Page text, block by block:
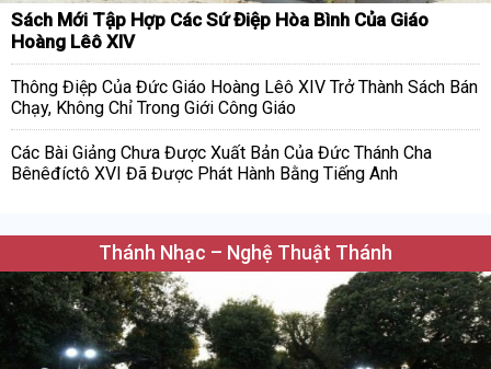
Sách Mới Tập Hợp Các Sứ Điệp Hòa Bình Của Giáo
Hoàng Lêô XIV
Thông Điệp Của Đức Giáo Hoàng Lêô XIV Trở Thành Sách Bán
Chạy, Không Chỉ Trong Giới Công Giáo
Các Bài Giảng Chưa Được Xuất Bản Của Đức Thánh Cha
Bênêđíctô XVI Đã Được Phát Hành Bằng Tiếng Anh
Thánh Nhạc – Nghệ Thuật Thánh